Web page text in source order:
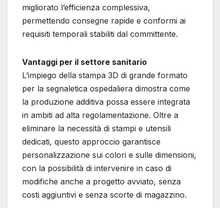
migliorato l’efficienza complessiva,
permettendo consegne rapide e conformi ai
requisiti temporali stabiliti dal committente.
Vantaggi per il settore sanitario
L’impiego della stampa 3D di grande formato
per la segnaletica ospedaliera dimostra come
la produzione additiva possa essere integrata
in ambiti ad alta regolamentazione. Oltre a
eliminare la necessità di stampi e utensili
dedicati, questo approccio garantisce
personalizzazione sui colori e sulle dimensioni,
con la possibilità di intervenire in caso di
modifiche anche a progetto avviato, senza
costi aggiuntivi e senza scorte di magazzino.